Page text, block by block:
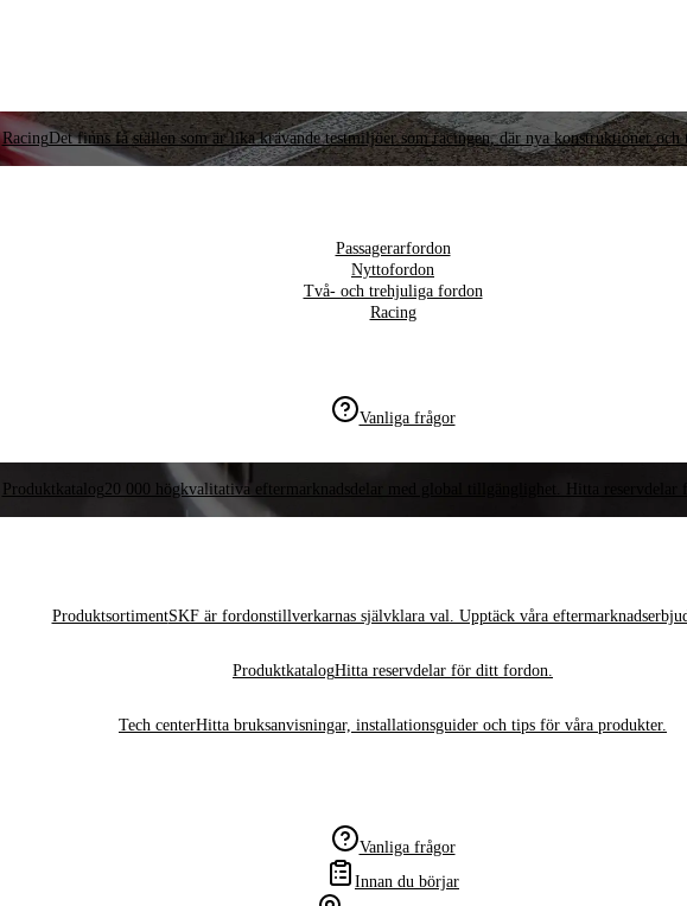
RacingDet finns få ställen som är lika krävande testmiljöer som racingen, där nya konstruktioner och
Passagerarfordon
Nyttofordon
Två- och trehjuliga fordon
Racing
Vanliga frågor
Produktkatalog20 000 högkvalitativa eftermarknadsdelar med global tillgänglighet. Hitta reservdelar
ProduktsortimentSKF är fordonstillverkarnas självklara val. Upptäck våra
ProduktkatalogHitta reservdelar för ditt fordon.
Tech centerHitta bruksanvisningar, installationsguider och tips för våra produkter.
Vanliga frågor
Innan du börjar